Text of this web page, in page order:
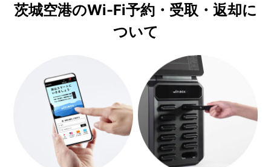
茨城空港のWi-Fi予約・受取・返却に
ついて